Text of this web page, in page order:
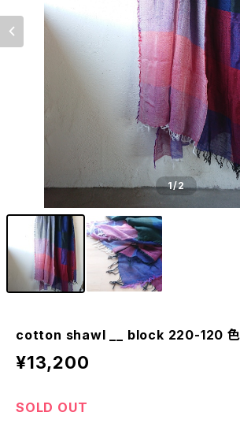
1/2
cotton shawl __ block 220-120 色
¥13,200
SOLD OUT